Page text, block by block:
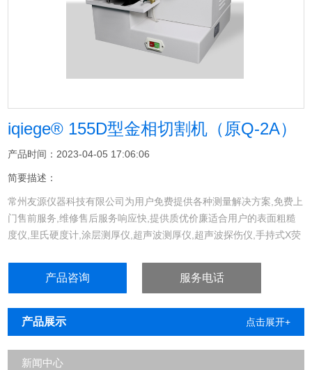
iqiege® 155D型金相切割机（原Q-2A）
产品时间：2023-04-05 17:06:06
简要描述：
常州友源仪器科技有限公司为用户免费提供各种测量解决方案,免费上
门售前服务,维修售后服务响应快,提供质优价廉适合用户的表面粗糙
度仪,里氏硬度计,涂层测厚仪,超声波测厚仪,超声波探伤仪,手持式X荧
产品咨询 服务电话
产品展示 点击展开+
新闻中心